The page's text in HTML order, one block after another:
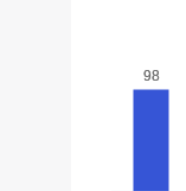
98
98